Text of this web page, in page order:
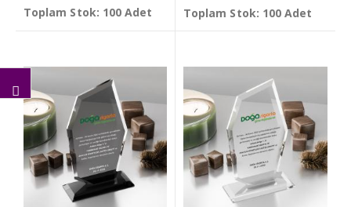
Toplam Stok: 100 Adet Toplam Stok: 100 Adet